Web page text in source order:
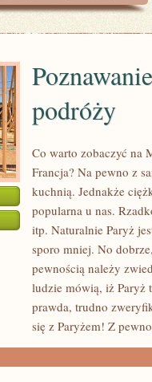
podróży
Co warto zobaczyć na
Francja? Na pewno z
kuchnią. Jednakże
popularna u nas.
itp. Naturalnie Paryż
sporo mniej. No
pewnością należy
ludzie mówią, iż Paryż
prawda, trudno
się z Paryżem! Z